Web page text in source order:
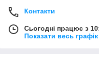
Контакти
Сьогодні працює з
Показати весь